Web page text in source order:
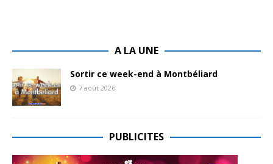
A LA UNE
Sortir ce week-end à Montbéliard
7 août 2026
PUBLICITES